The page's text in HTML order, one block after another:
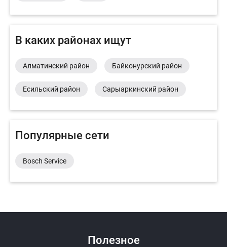
В каких районах ищут
Алматинский район Байконурский район
Есильский район Сарыаркинский район
Популярные сети
Bosch Service
Полезное